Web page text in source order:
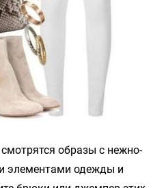
образы с нежно-
элементами одежды и